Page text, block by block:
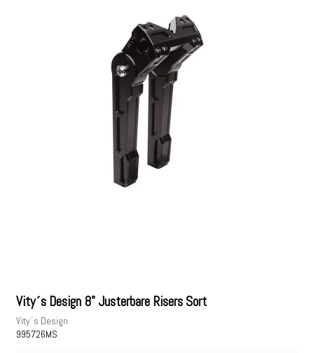
Vity´s Design 8" Justerbare Risers Sort
Vity´s Design
995726MS